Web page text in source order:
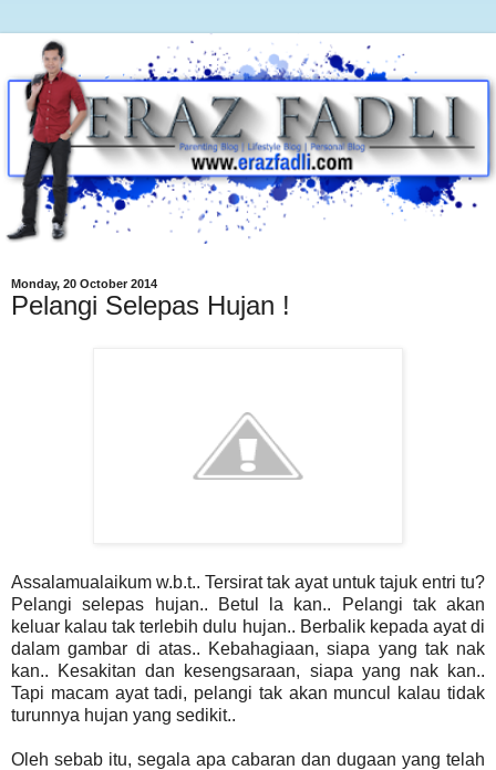
Monday, 20 October 2014
Pelangi Selepas Hujan !
Assalamualaikum w.b.t.. Tersirat tak ayat untuk tajuk entri tu?
Pelangi selepas hujan.. Betul la kan.. Pelangi tak akan
keluar kalau tak terlebih dulu hujan.. Berbalik kepada ayat di
dalam gambar di atas.. Kebahagiaan, siapa yang tak nak
kan.. Kesakitan dan kesengsaraan, siapa yang nak kan..
Tapi macam ayat tadi, pelangi tak akan muncul kalau tidak
turunnya hujan yang sedikit..
Oleh sebab itu, segala apa cabaran dan dugaan yang telah